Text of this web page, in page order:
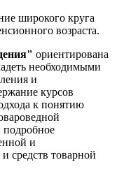
широкого круга
возраста.
ориентирована
необходимыми
и
курсов
к понятию
подробное
и
средств товарной